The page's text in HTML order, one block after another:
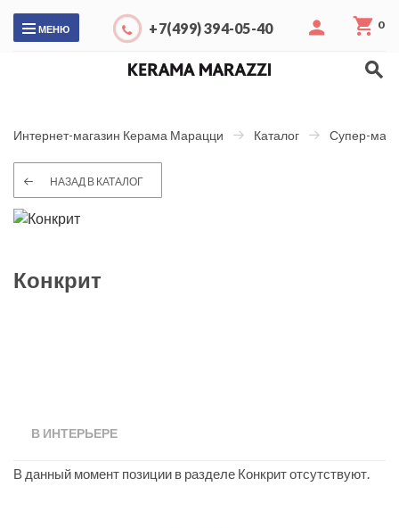
МЕНЮ +7(499) 394-05-40 0
Интернет-магазин Керама Марацци Каталог Супер-
НАЗАД В КАТАЛОГ
Конкрит
В ИНТЕРЬЕРЕ
В данный момент позиции в разделе Конкрит отсутствуют.